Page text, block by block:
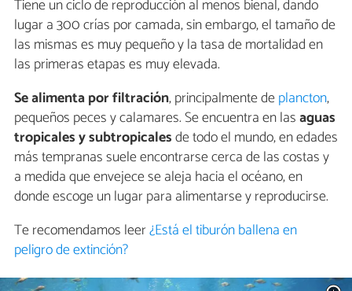
Tiene un ciclo de reproducción al menos bienal, dando
lugar a 300 crías por camada, sin embargo, el tamaño de
las mismas es muy pequeño y la tasa de mortalidad en
las primeras etapas es muy elevada.
Se alimenta por filtración, principalmente deplancton,
pequeños peces y calamares. Se encuentra en lasaguas
tropicales y subtropicalesde todo el mundo, en edades
más tempranas suele encontrarse cerca de las costas y
a medida que envejece se aleja hacia el océano, en
donde escoge un lugar para alimentarse y reproducirse.
Te recomendamos leer¿Está el tiburón ballena en
peligro de extinción?